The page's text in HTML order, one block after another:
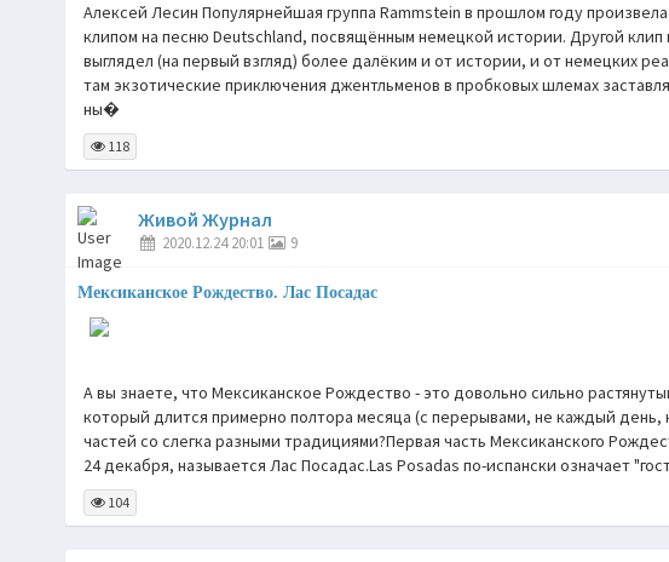
Алексей Лесин Популярнейшая группа Rammstein в прошлом году
клипом на песню Deutschland, посвящённым немецкой истории. Другой клип
выглядел (на первый взгляд) более далёким и от истории, и от немецких
там экзотические приключения джентльменов в пробковых шлемах
ны�
118
Живой Журнал
2020.12.24 20:01 9
Мексиканское Рождество. Лас Посадас
А вы знаете, что Мексиканское Рождество - это довольно сильно
который длится примерно полтора месяца (с перерывами, не каждый день,
частей со слегка разными традициями?Первая часть Мексиканского
24 декабря, называется Лас Посадас.Las Posadas по-испански означает
104